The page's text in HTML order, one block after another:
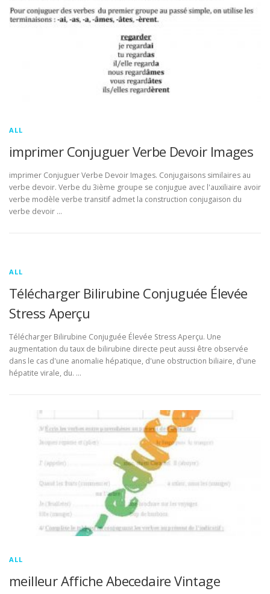
ALL
imprimer Conjuguer Verbe Devoir Images
imprimer Conjuguer Verbe Devoir Images. Conjugaisons similaires au
verbe devoir. Verbe du 3ième groupe se conjugue avec l'auxiliaire avoir
verbe modèle verbe transitif admet la construction conjugaison du
verbe devoir …
ALL
Télécharger Bilirubine Conjuguée Élevée
Stress Aperçu
Télécharger Bilirubine Conjuguée Élevée Stress Aperçu. Une
augmentation du taux de bilirubine directe peut aussi être observée
dans le cas d'une anomalie hépatique, d'une obstruction biliaire, d'une
hépatite virale, du. …
ALL
meilleur Affiche Abecedaire Vintage